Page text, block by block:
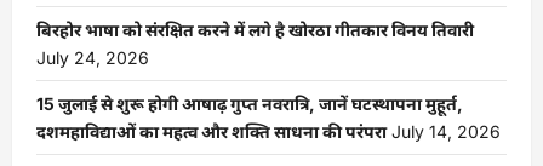
बिरहोर भाषा को संरक्षित करने में लगे है खोरठा गीतकार विनय तिवारी
July 24, 2026
15 जुलाई से शुरू होगी आषाढ़ गुप्त नवरात्रि, जानें घटस्थापना मुहूर्त,
दशमहाविद्याओं का महत्व और शक्ति साधना की परंपरा July 14, 2026